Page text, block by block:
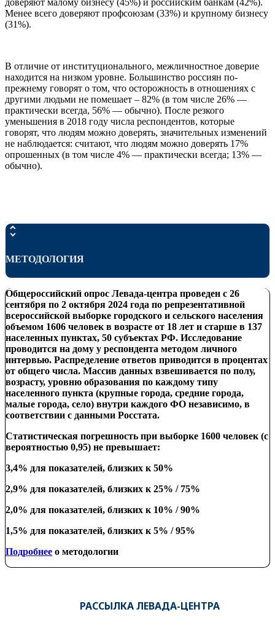
Менее всего доверяют профсоюзам (33%) и крупному бизнесу
(31%).
В отличие от институционального, межличностное доверие
находится на низком уровне. Большинство россиян по-
прежнему говорят о том, что осторожность в отношениях с
другими людьми не помешает – 82% (в том числе 26% —
практически всегда, 56% — обычно). После резкого
уменьшения в 2018 году числа респондентов, которые
говорят, что людям можно доверять, значительных изменений
не наблюдается: считают, что людям можно доверять 17%
опрошенных (в том числе 4% — практически всегда; 13% —
обычно).
МЕТОДОЛОГИЯ
Общероссийский опрос Левада-центра проведен с 26
сентября по 2 октября 2024 года по репрезентативной
всероссийской выборке городского и сельского населения
объемом 1606 человек в возрасте от 18 лет и старше в 137
населенных пунктах, 50 субъектах РФ. Исследование
проводится на дому у респондента методом личного
интервью. Распределение ответов приводится в процентах
от общего числа. Массив данных взвешивается по полу,
возрасту, уровню образования по каждому типу
населенного пункта (крупные города, средние города,
малые города, село) внутри каждого ФО независимо, в
соответствии с данными Росстата.
Статистическая погрешность при выборке 1600 человек (с
вероятностью 0,95) не превышает:
3,4% для показателей, близких к 50%
2,9% для показателей, близких к 25% / 75%
2,0% для показателей, близких к 10% / 90%
1,5% для показателей, близких к 5% / 95%
Подробнее о методологии
РАССЫЛКА ЛЕВАДА-ЦЕНТРА